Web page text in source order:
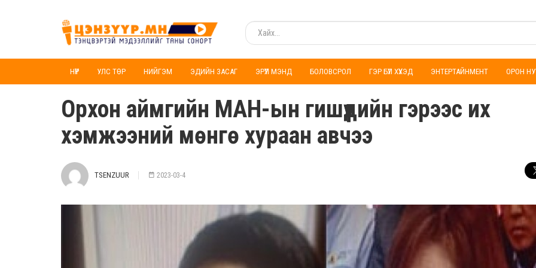
НҮҮР УЛС ТӨР НИЙГЭМ ЭДИЙН ЗАСАГ ЭРҮҮЛ МЭНД БОЛОВСРОЛ ГЭР БҮЛ ХҮҮХЭД ЭНТЕРТАЙНМЕНТ ОРОН
Орхон аймгийн МАН-ын гишүүдийн гэрээс их
хэмжээний мөнгө хураан авчээ
TSENZUUR 2023-03-4